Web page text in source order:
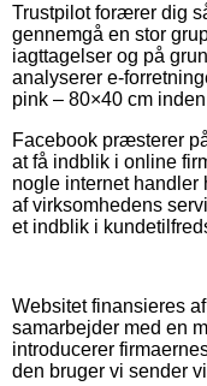
Trustpilot forærer dig
gennemgå en stor
iagttagelser og på
analyserer e-
pink – 80×40 cm
Facebook præsterer
at få indblik i online
nogle internet handler
af virksomhedens
et indblik i
Websitet finansieres
samarbejder med en
introducerer
den bruger vi sender